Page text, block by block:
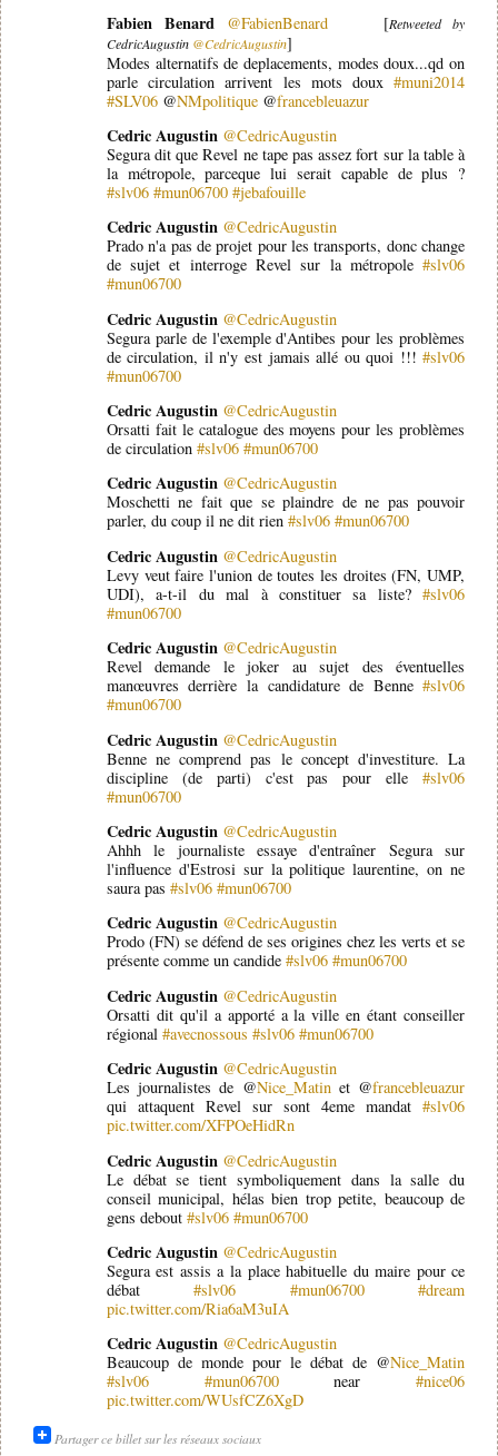
Fabien Benard @FabienBenard [Retweeted by
CedricAugustin @CedricAugustin]
Modes alternatifs de deplacements, modes doux...qd on
parle circulation arrivent les mots doux#muni2014
#SLV06@NMpolitique@francebleuazur
Cedric Augustin @CedricAugustin
Segura dit que Revel ne tape pas assez fort sur la table à
la métropole, parceque lui serait capable de plus ?
#slv06 #mun06700 #jebafouille
Cedric Augustin @CedricAugustin
Prado n'a pas de projet pour les transports, donc change
de sujet et interroge Revel sur la métropole#slv06
#mun06700
Cedric Augustin @CedricAugustin
Segura parle de l'exemple d'Antibes pour les problèmes
de circulation, il n'y est jamais allé ou quoi !!!#slv06
#mun06700
Cedric Augustin @CedricAugustin
Orsatti fait le catalogue des moyens pour les problèmes
de circulation #slv06 #mun06700
Cedric Augustin @CedricAugustin
Moschetti ne fait que se plaindre de ne pas pouvoir
parler, du coup il ne dit rien #slv06 #mun06700
Cedric Augustin @CedricAugustin
Levy veut faire l'union de toutes les droites (FN, UMP,
UDI), a-t-il du mal à constituer sa liste?#slv06
#mun06700
Cedric Augustin @CedricAugustin
Revel demande le joker au sujet des éventuelles
manœuvres derrière la candidature de Benne#slv06
#mun06700
Cedric Augustin @CedricAugustin
Benne ne comprend pas le concept d'investiture. La
discipline (de parti) c'est pas pour elle#slv06
#mun06700
Cedric Augustin @CedricAugustin
Ahhh le journaliste essaye d'entraîner Segura sur
l'influence d'Estrosi sur la politique laurentine, on ne
saura pas #slv06 #mun06700
Cedric Augustin @CedricAugustin
Prodo (FN) se défend de ses origines chez les verts et se
présente comme un candide #slv06 #mun06700
Cedric Augustin @CedricAugustin
Orsatti dit qu'il a apporté a la ville en étant conseiller
régional #avecnossous #slv06 #mun06700
Cedric Augustin @CedricAugustin
Les journalistes de @Nice_Matinet @francebleuazur
qui attaquent Revel sur sont 4eme mandat#slv06
pic.twitter.com/XFPOeHidRn
Cedric Augustin @CedricAugustin
Le débat se tient symboliquement dans la salle du
conseil municipal, hélas bien trop petite, beaucoup de
gens debout #slv06 #mun06700
Cedric Augustin @CedricAugustin
Segura est assis a la place habituelle du maire pour ce
débat#slv06 #mun06700
#dream
pic.twitter.com/Ria6aM3uIA
Cedric Augustin @CedricAugustin
Beaucoup de monde pour le débat de @Nice_Matin
#slv06
#mun06700near#nice06
pic.twitter.com/WUsfCZ6XgD
Partager ce billet sur les réseaux sociaux